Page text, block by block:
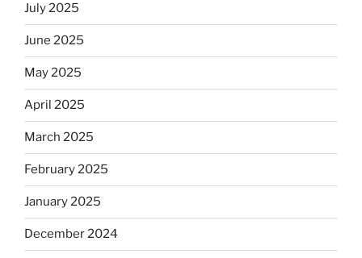
July 2025
June 2025
May 2025
April 2025
March 2025
February 2025
January 2025
December 2024